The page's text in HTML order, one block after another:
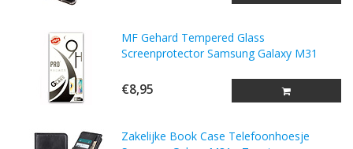
MF Gehard Tempered Glass
Screenprotector Samsung Galaxy M31
€8,95
Zakelijke Book Case Telefoonhoesje